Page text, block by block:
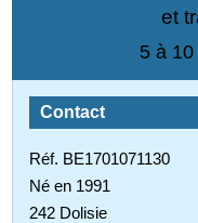
et
5 à
Contact
Réf. BE1701071130
Né en 1991
242 Dolisie